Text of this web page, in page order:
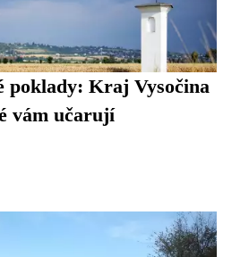
poklady: Kraj Vysočina
vám učarují